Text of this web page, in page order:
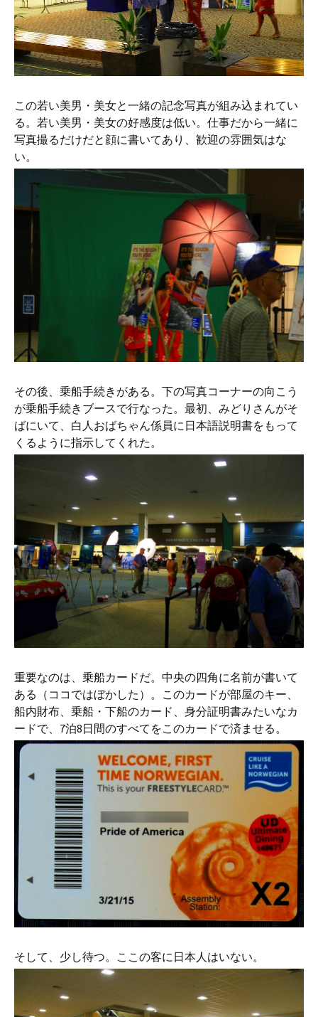
この若い美男・美女と一緒の記念写真が組み込まれてい
る。若い美男・美女の好感度は低い。仕事だから一緒に
写真撮るだけだと顔に書いてあり、歓迎の雰囲気はな
い。
その後、乗船手続きがある。下の写真コーナーの向こう
が乗船手続きブースで行なった。最初、みどりさんがそ
ばにいて、白人おばちゃん係員に日本語説明書をもって
くるように指示してくれた。
重要なのは、乗船カードだ。中央の四角に名前が書いて
ある（ココではぼかした）。このカードが部屋のキー、
船内財布、乗船・下船のカード、身分証明書みたいなカ
ードで、7泊8日間のすべてをこのカードで済ませる。
そして、少し待つ。ここの客に日本人はいない。